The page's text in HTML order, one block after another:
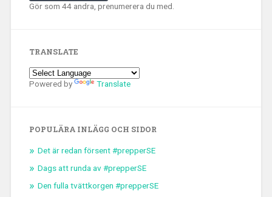
Gör som 44 andra, prenumerera du med.
TRANSLATE
Powered by Translate
POPULÄRA INLÄGG OCH SIDOR
Det är redan försent #prepperSE
Dags att runda av #prepperSE
Den fulla tvättkorgen #prepperSE